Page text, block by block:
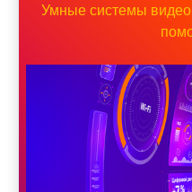
Умные системы